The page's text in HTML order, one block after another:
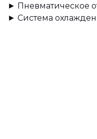
► Пневматическое
► Система